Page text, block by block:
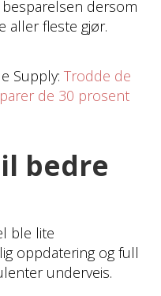
dersom
aller fleste gjør.
Supply:Trodde de
de 30 prosent
bedre
ble lite
oppdatering og full
underveis.